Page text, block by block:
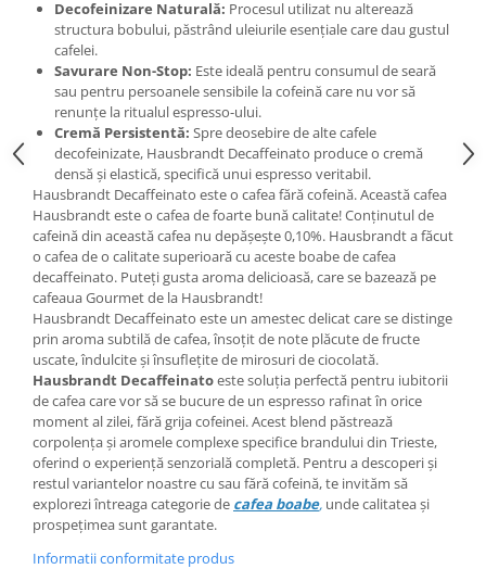
Decofeinizare Naturală: Procesul utilizat nu alterează
structura bobului, păstrând uleiurile esențiale care dau gustul
cafelei.
Savurare Non-Stop: Este ideală pentru consumul de seară
sau pentru persoanele sensibile la cofeină care nu vor să
renunțe la ritualul espresso-ului.
Cremă Persistentă: Spre deosebire de alte cafele
decofeinizate, Hausbrandt Decaffeinato produce o cremă
densă și elastică, specifică unui espresso veritabil.
Hausbrandt Decaffeinato este o cafea fără cofeină. Această cafea
Hausbrandt este o cafea de foarte bună calitate! Conținutul de
cafeină din această cafea nu depășește 0,10%. Hausbrandt a făcut
o cafea de o calitate superioară cu aceste boabe de cafea
decaffeinato. Puteți gusta aroma delicioasă, care se bazează pe
cafeaua Gourmet de la Hausbrandt!
Hausbrandt Decaffeinato este un amestec delicat care se distinge
prin aroma subtilă de cafea, însoțit de note plăcute de fructe
uscate, îndulcite și însuflețite de mirosuri de ciocolată.‎
Hausbrandt Decaffeinatoeste soluția perfectă pentru iubitorii
de cafea care vor să se bucure de un espresso rafinat în orice
moment al zilei, fără grija cofeinei. Acest blend păstrează
corpolența și aromele complexe specifice brandului din Trieste,
oferind o experiență senzorială completă. Pentru a descoperi și
restul variantelor noastre cu sau fără cofeină, te invităm să
explorezi întreaga categorie de cafea boabe, unde calitatea și
prospețimea sunt garantate.
Informatii conformitate produs